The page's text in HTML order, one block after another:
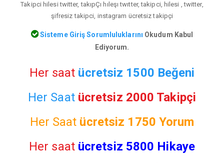
Takipci hilesi twitter, takıpÇı hıleşı twıtter, takipci, hilesi , twitter,
şifresiz takipci, instagram ücretsiz takipçi
Sisteme Giriş Sorumluluklarını Okudum Kabul
Ediyorum.
Her saat ücretsiz 1500 Beğeni
Her Saat ücretsiz 2000 Takipçi
Her Saat ücretsiz 1750 Yorum
Her saat ücretsiz 5800 Hikaye